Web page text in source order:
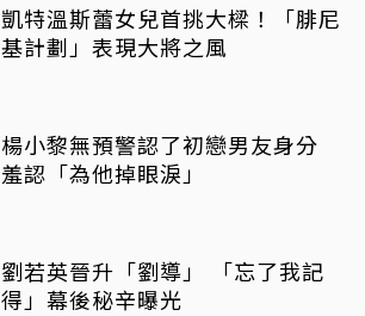
凱特溫斯蕾女兒首挑大樑！「腓尼
基計劃」表現大將之風
楊小黎無預警認了初戀男友身分
羞認「為他掉眼淚」
劉若英晉升「劉導」 「忘了我記
得」幕後秘辛曝光